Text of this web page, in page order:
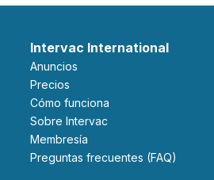
Intervac International
Anuncios
Precios
Cómo funciona
Sobre Intervac
Membresía
Preguntas frecuentes (FAQ)